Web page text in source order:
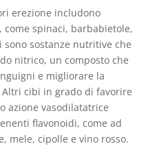
erezione includono
spinaci, barbabietole,
sostanze nutritive che
nitrico, un composto che
e migliorare la
cibi in grado di favorire
azione vasodilatatrice
flavonoidi, come ad
mele, cipolle e vino rosso.